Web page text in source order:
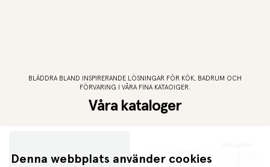
Denna webbplats använder cookies
BLÄDDRA BLAND INSPIRERANDE LÖSNINGAR FÖR KÖK, BADRUM OCH
FÖRVARING I VÅRA FINA KATAOIGER.
Våra kataloger